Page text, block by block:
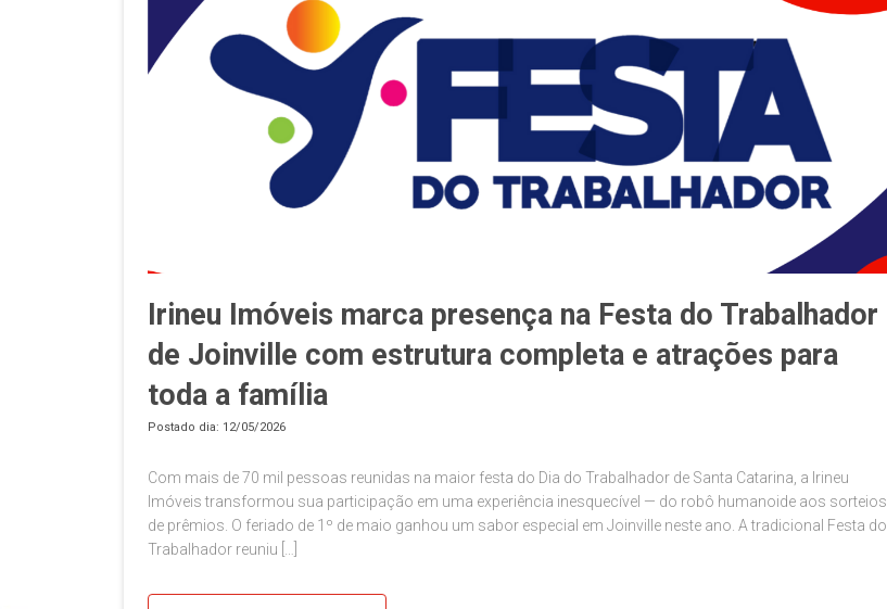
Irineu Imóveis marca presença na Festa do Trabalhador
de Joinville com estrutura completa e atrações para
toda a família
Postado dia: 12/05/2026
Com mais de 70 mil pessoas reunidas na maior festa do Dia do Trabalhador de Santa Catarina, a Irineu
Imóveis transformou sua participação em uma experiência inesquecível — do robô humanoide aos sorteios
de prêmios. O feriado de 1º de maio ganhou um sabor especial em Joinville neste ano. A tradicional Festa do
Trabalhador reuniu […]